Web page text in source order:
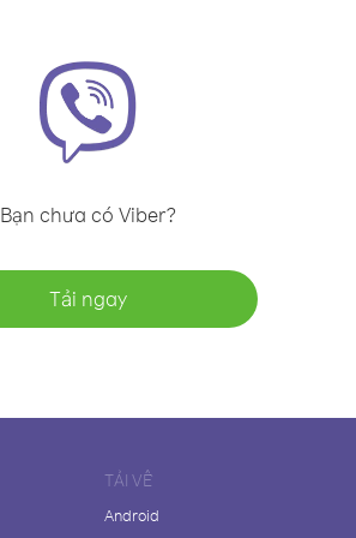
Bạn chưa có Viber?
Tải ngay
TẢI VỀ
Android